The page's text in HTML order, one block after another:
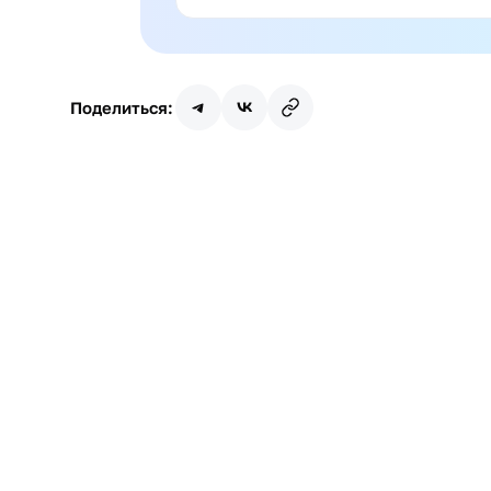
Поделиться: